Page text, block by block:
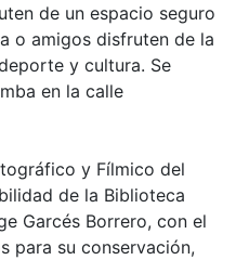
de un espacio seguro
o amigos disfruten de la
y cultura. Se
en la calle
y Fílmico del
de la Biblioteca
Garcés Borrero, con el
para su conservación,